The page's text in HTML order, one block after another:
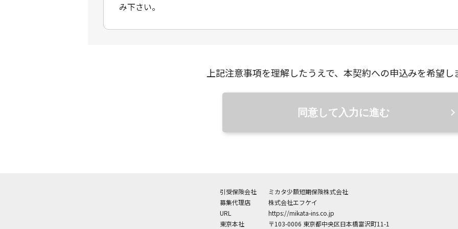
み下さい。
上記注意事項を理解したうえで、本契約への申込みを希望し
同意して入力に進む
引受保険会社
ミカタ少額短期保険株式会社
募集代理店
株式会社エフケイ
URL
https://mikata-ins.co.jp
東京本社
〒103-0006 東京都中央区日本橋富沢町11-1